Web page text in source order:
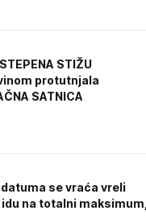
STIŽU
protutnjala
SATNICA
se vraća vreli
na totalni maksimum,